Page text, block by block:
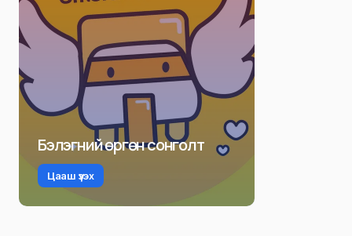
Бэлэгний өргөн сонголт
Цааш үзэх